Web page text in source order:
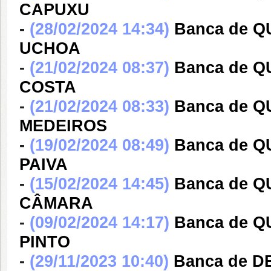
CAPUXU
- (28/02/2024 14:34) Banca de
UCHOA
- (21/02/2024 08:37) Banca de
COSTA
- (21/02/2024 08:33) Banca de
MEDEIROS
- (19/02/2024 08:49) Banca de
PAIVA
- (15/02/2024 14:45) Banca de
CÂMARA
- (09/02/2024 14:17) Banca de
PINTO
- (29/11/2023 10:40) Banca de